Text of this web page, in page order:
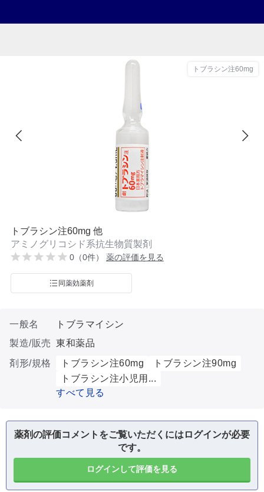
トブラシン注60mg
トブラシン注60mg 他
アミノグリコシド系抗生物質製剤
0（0件） 薬の評価を見る
同薬効薬剤
一般名
トブラマイシン
製造/販売 東和薬品
剤形/規格
トブラシン注60mg
トブラシン注90mg
トブラシン注小児用...
すべて見る
薬剤の評価コメントをご覧いただくにはログインが必要
です。
ログインして評価を見る